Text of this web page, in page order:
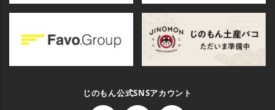
じのもん公式SNSアカウント